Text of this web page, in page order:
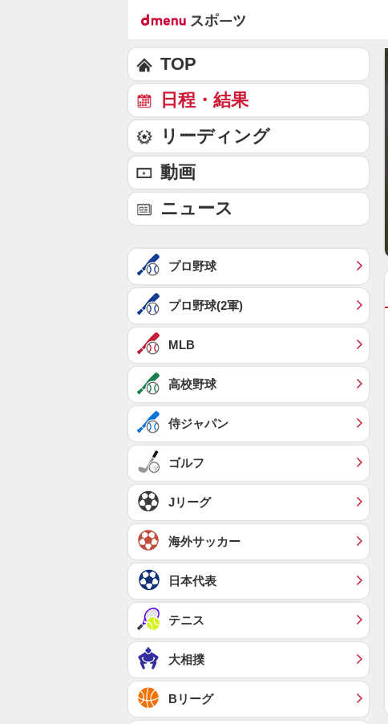
TOP
日程・結果
リーディング
動画
ニュース
プロ野球
プロ野球(2軍)
MLB
高校野球
侍ジャパン
ゴルフ
Jリーグ
海外サッカー
日本代表
テニス
大相撲
Bリーグ